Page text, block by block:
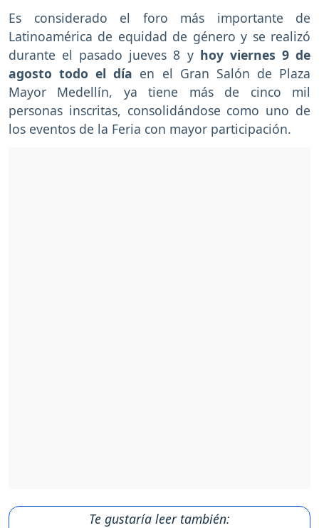
Es considerado el foro más importante de
Latinoamérica de equidad de género y se realizó
durante el pasado jueves 8 yhoy viernes 9 de
agosto todo el día en el Gran Salón de Plaza
Mayor Medellín, ya tiene más de cinco mil
personas inscritas, consolidándose como uno de
los eventos de la Feria con mayor participación.
Te gustaría leer también: